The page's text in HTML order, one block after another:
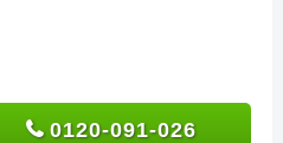
0120-091-026